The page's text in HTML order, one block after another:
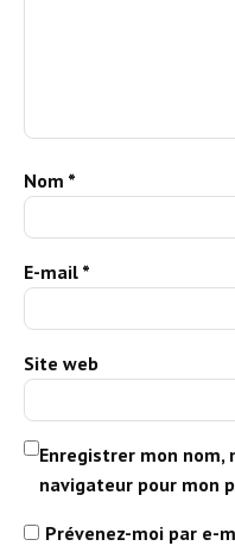
Nom *
E-mail *
Site web
Enregistrer mon
navigateur pour mon